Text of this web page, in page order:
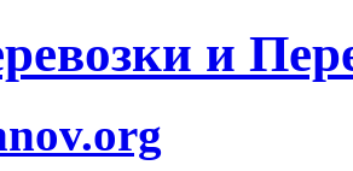
и